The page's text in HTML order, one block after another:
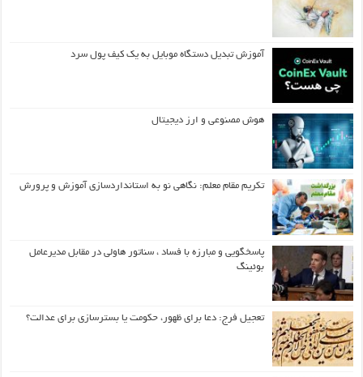
آموزش تبدیل دستگاه موبایل به یک کیف‌ پول سرد
هوش مصنوعی و ارز دیجیتال
تکریم مقام معلم: نگاهی نو به استانداردسازی آموزش و پرورش
پاسخگویی و مبارزه با فساد ، سناتور هاولی در مقابل مدیرعامل
بوئینگ
تعجیل فرج: دعا برای ظهور، حکومت یا بسترسازی برای عدالت؟